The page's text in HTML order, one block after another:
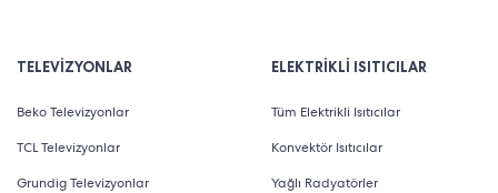
TELEVİZYONLAR
Beko Televizyonlar
TCL Televizyonlar
Grundig Televizyonlar
ELEKTRİKLİ ISITICILAR
Tüm Elektrikli Isıtıcılar
Konvektör Isıtıcılar
Yağlı Radyatörler